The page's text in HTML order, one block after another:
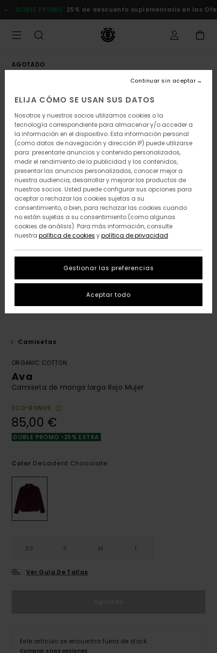
la
DOBLE PROMO 25% de descuento suplementario en las
AGOTADO
Camisetas
ORGANIC COTTON
Ava
Camiseta de manga larga Rojo Mujer
ECO-BONUS
85,00 €
DOBLE PROMO -25% EXTRA
Color Decadent Chocolate
XS S M L
Ver Guía De Tallas
Este artículo se encuentra fuera de stock.
Comprar otras opciones
ELIJA CÓMO SE USAN SUS DATOS
Nosotros y nuestros socios utilizamos cookies o la
tecnología correspondiente para almacenar y/o acceder a
la información en el dispositivo. Esta información personal
(como datos de navegación y dirección IP) puede utilizarse
para: presentarle anuncios y contenido personalizados,
medir el rendimiento de la publicidad y los contenidos,
presentar las anuncios personalizados, conocer mejor a
nuestra audiencia, desarrollar y mejorar los productos de
nuestros socios. Usted puede configurar sus opciones para
aceptar o rechazar las cookies sujetas a su
consentimiento, o bien, para rechazar las cookies cuando
no están sujetas a su consentimiento (como algunas
cookies de análisis). Para más información, consulte
nuestra política de cookies ypolítica de privacidad
Gestionar las preferencias
Continuar sin aceptar
Aceptar todo